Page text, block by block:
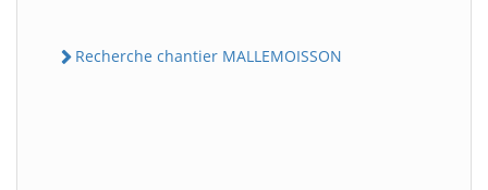
Recherche chantier MALLEMOISSON